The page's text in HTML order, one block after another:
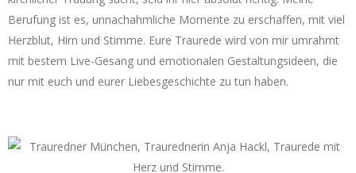
Berufung ist es, unnachahmliche Momente zu erschaffen, mit viel
Herzblut, Hirn und Stimme. Eure Traurede wird von mir umrahmt
mit bestem Live-Gesang und emotionalen Gestaltungsideen, die
nur mit euch und eurer Liebesgeschichte zu tun haben.